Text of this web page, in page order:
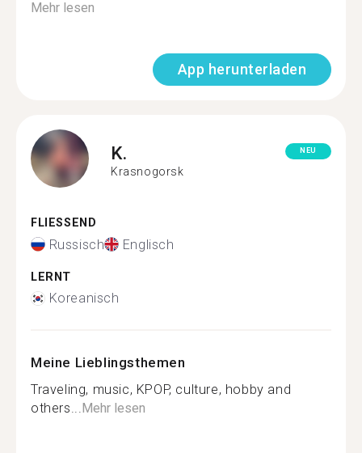
Mehr lesen
App herunterladen
K.
Krasnogorsk
NEU
FLIESSEND
Russisch Englisch
LERNT
Koreanisch
Meine Lieblingsthemen
Traveling, music, KPOP, culture, hobby and
others...Mehr lesen